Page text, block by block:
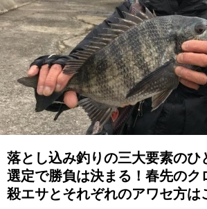
落とし込み釣りの三大要素のひ
選定で勝負は決まる！春先のク
殺エサとそれぞれのアワセ方は